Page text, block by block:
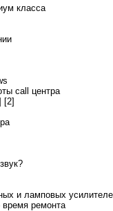
класса
call центра
[2]
и ламповых
ремонта